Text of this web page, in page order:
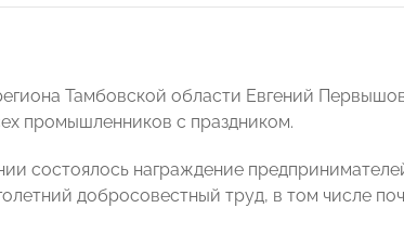
Тамбовской области Евгений
промышленников с праздником.
состоялось награждение
добросовестный труд, в том числе